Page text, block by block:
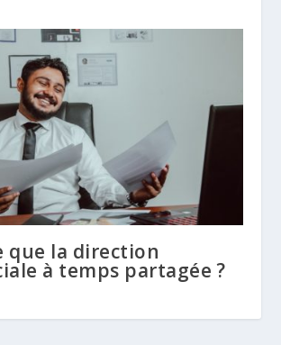
que la direction
à temps partagée ?